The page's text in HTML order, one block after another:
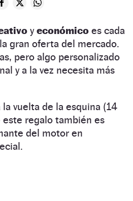
yeconómico es cada
gran oferta del mercado.
pero algo personalizado
y a la vez necesita más
la vuelta de la esquina (14
regalo también es
del motor en